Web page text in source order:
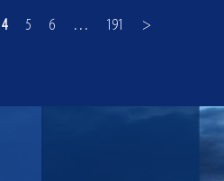
4 5 6 … 191 >